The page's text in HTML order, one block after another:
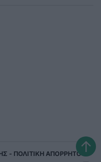
- ΠΟΛΙΤΙΚΗ ΑΠΟΡΡΗΤΟΥ↑